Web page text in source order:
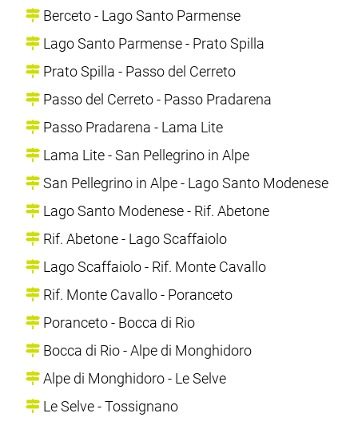
Berceto - Lago Santo Parmense
Lago Santo Parmense - Prato Spilla
Prato Spilla - Passo del Cerreto
Passo del Cerreto - Passo Pradarena
Passo Pradarena - Lama Lite
Lama Lite - San Pellegrino in Alpe
San Pellegrino in Alpe - Lago Santo Modenese
Lago Santo Modenese - Rif. Abetone
Rif. Abetone - Lago Scaffaiolo
Lago Scaffaiolo - Rif. Monte Cavallo
Rif. Monte Cavallo - Poranceto
Poranceto - Bocca di Rio
Bocca di Rio - Alpe di Monghidoro
Alpe di Monghidoro - Le Selve
Le Selve - Tossignano